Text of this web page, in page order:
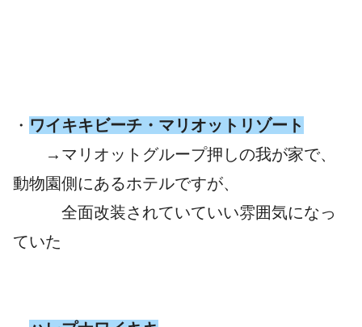
・ ワイキキビーチ・マリオットリゾート
→マリオットグループ押しの我が家で、
動物園側にあるホテルですが、
全面改装されていていい雰囲気になっ
ていた